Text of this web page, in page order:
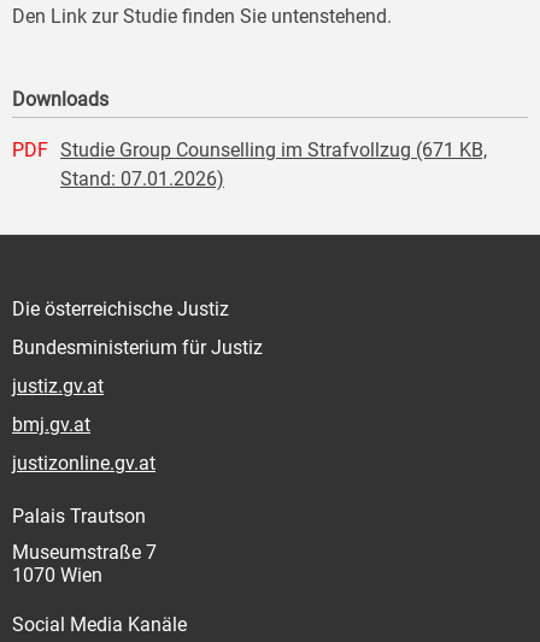
Den Link zur Studie finden Sie untenstehend.
Downloads
PDF Studie Group Counselling im Strafvollzug (671 KB,
Stand: 07.01.2026)
Die österreichische Justiz
Bundesministerium für Justiz
justiz.gv.at
bmj.gv.at
justizonline.gv.at
Palais Trautson
Museumstraße 7
1070 Wien
Social Media Kanäle